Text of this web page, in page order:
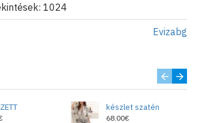
Evizabg
1024
készlet szatén
68.00€